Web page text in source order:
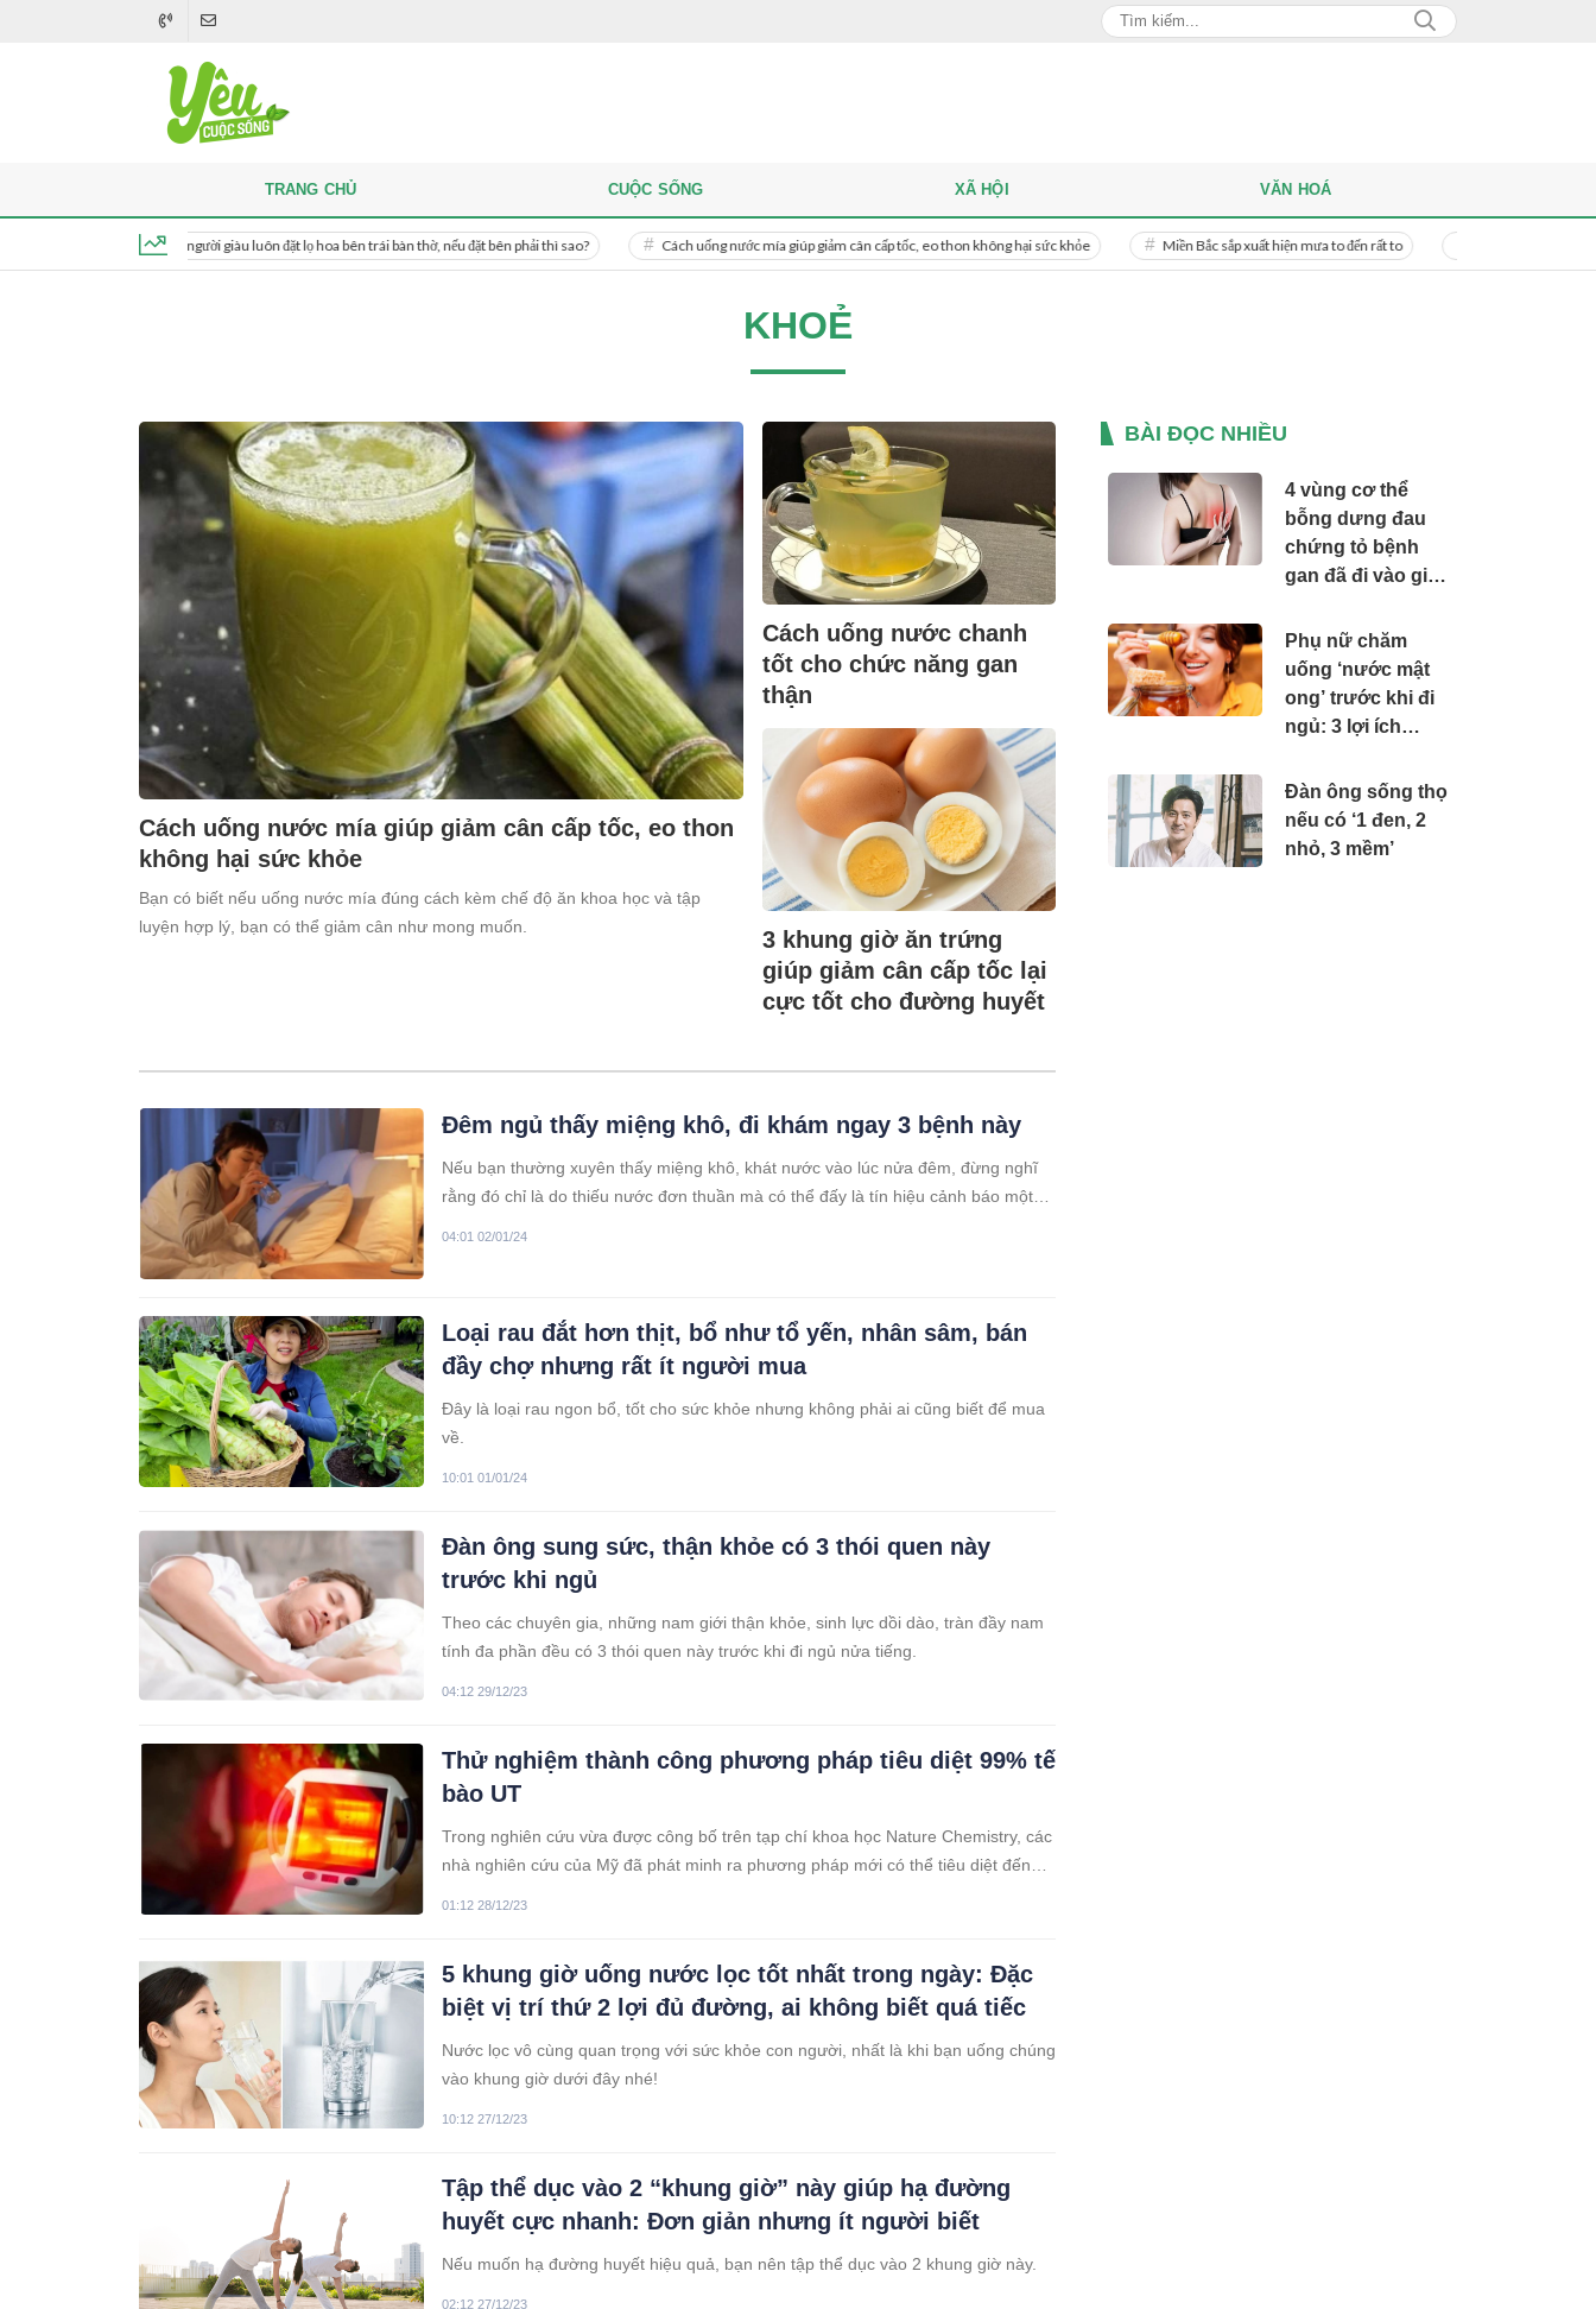
Khi thắp hương, người giàu luôn đặt lọ hoa bên trái bàn thờ, nếu đặt bên phải thì sao? Cách uống nước mía giúp giảm cân cấp tốc, eo thon không hại sức khỏe Miền Bắc sắp xuất hiện mưa to đến rất to Danh tính người phụ nữ bị bạn
TRANG CHỦ CUỘC SỐNG XÃ HỘI VĂN HOÁ
KHOẺ
Cách uống nước mía giúp giảm cân cấp tốc, eo thon
không hại sức khỏe
Bạn có biết nếu uống nước mía đúng cách kèm chế độ ăn khoa học và tập
luyện hợp lý, bạn có thể giảm cân như mong muốn.
Cách uống nước chanh
tốt cho chức năng gan
thận
3 khung giờ ăn trứng
giúp giảm cân cấp tốc lại
cực tốt cho đường huyết
Đêm ngủ thấy miệng khô, đi khám ngay 3 bệnh này
Nếu bạn thường xuyên thấy miệng khô, khát nước vào lúc nửa đêm, đừng nghĩ
rằng đó chỉ là do thiếu nước đơn thuần mà có thể đấy là tín hiệu cảnh báo một
04:01 02/01/24
Loại rau đắt hơn thịt, bổ như tổ yến, nhân sâm, bán
đầy chợ nhưng rất ít người mua
Đây là loại rau ngon bổ, tốt cho sức khỏe nhưng không phải ai cũng biết để mua
về.
10:01 01/01/24
Đàn ông sung sức, thận khỏe có 3 thói quen này
trước khi ngủ
Theo các chuyên gia, những nam giới thận khỏe, sinh lực dồi dào, tràn đầy nam
tính đa phần đều có 3 thói quen này trước khi đi ngủ nửa tiếng.
04:12 29/12/23
Thử nghiệm thành công phương pháp tiêu diệt 99% tế
bào UT
Trong nghiên cứu vừa được công bố trên tạp chí khoa học Nature Chemistry, các
nhà nghiên cứu của Mỹ đã phát minh ra phương pháp mới có thể tiêu diệt đến
01:12 28/12/23
5 khung giờ uống nước lọc tốt nhất trong ngày: Đặc
biệt vị trí thứ 2 lợi đủ đường, ai không biết quá tiếc
Nước lọc vô cùng quan trọng với sức khỏe con người, nhất là khi bạn uống chúng
vào khung giờ dưới đây nhé!
10:12 27/12/23
Tập thể dục vào 2 “khung giờ” này giúp hạ đường
huyết cực nhanh: Đơn giản nhưng ít người biết
Nếu muốn hạ đường huyết hiệu quả, bạn nên tập thể dục vào 2 khung giờ này.
02:12 27/12/23
BÀI ĐỌC NHIỀU
4 vùng cơ thể
bỗng dưng đau
chứng tỏ bệnh
gan đã đi vào giai
khám gấp
Phụ nữ chăm
uống ‘nước mật
ong’ trước khi đi
ngủ: 3 lợi ích
đến
Đàn ông sống thọ
nếu có ‘1 đen, 2
nhỏ, 3 mềm’